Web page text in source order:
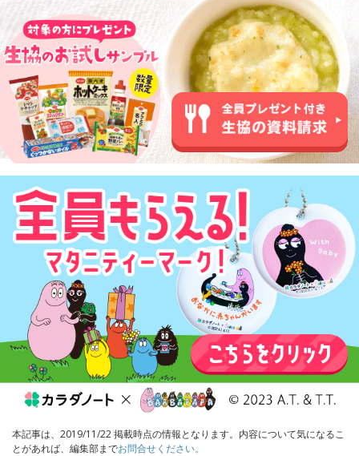
本記事は、2019/11/22 掲載時点の情報となります。内容について気になるこ
とがあれば、編集部までお問合せください。